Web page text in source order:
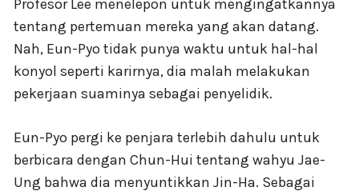
Profesor Lee menelepon untuk mengingatkannya
tentang pertemuan mereka yang akan datang.
Nah, Eun-Pyo tidak punya waktu untuk hal-hal
konyol seperti karirnya, dia malah melakukan
pekerjaan suaminya sebagai penyelidik.
Eun-Pyo pergi ke penjara terlebih dahulu untuk
berbicara dengan Chun-Hui tentang wahyu Jae-
Ung bahwa dia menyuntikkan Jin-Ha. Sebagai